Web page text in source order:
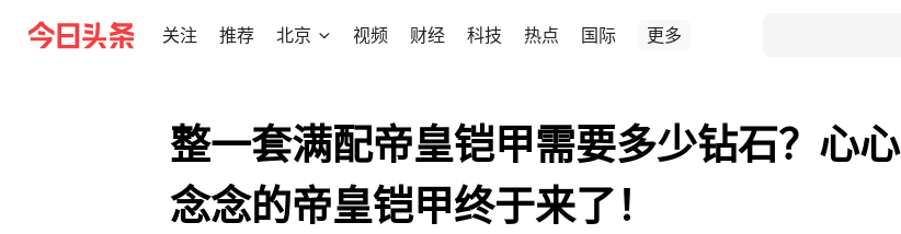
关注 推荐 北京 视频 财经 科技 热点 国际 更多
整一套满配帝皇铠甲需要多少钻石？心心
念念的帝皇铠甲终于来了！